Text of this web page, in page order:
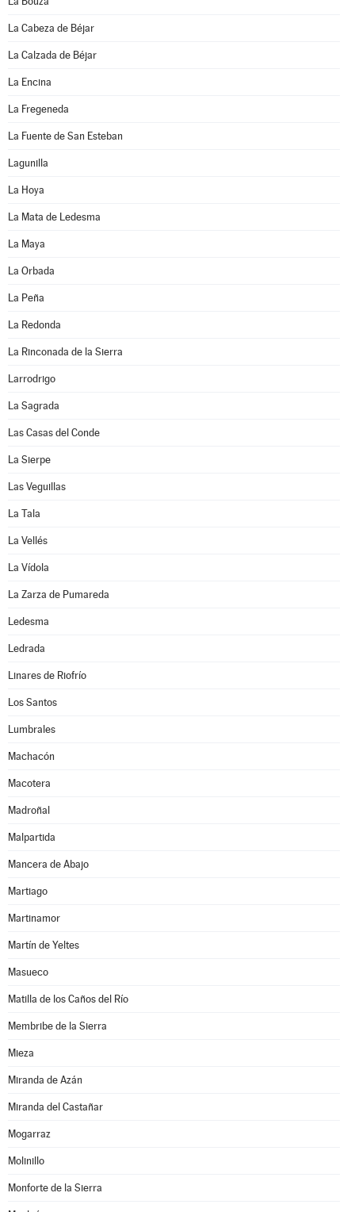
La Cabeza de Béjar
La Calzada de Béjar
La Encina
La Fregeneda
La Fuente de San Esteban
Lagunilla
La Hoya
La Mata de Ledesma
La Maya
La Orbada
La Peña
La Redonda
La Rinconada de la Sierra
Larrodrigo
La Sagrada
Las Casas del Conde
La Sierpe
Las Veguillas
La Tala
La Vellés
La Vídola
La Zarza de Pumareda
Ledesma
Ledrada
Linares de Riofrío
Los Santos
Lumbrales
Machacón
Macotera
Madroñal
Malpartida
Mancera de Abajo
Martiago
Martinamor
Martín de Yeltes
Masueco
Matilla de los Caños del Río
Membribe de la Sierra
Mieza
Miranda de Azán
Miranda del Castañar
Mogarraz
Molinillo
Monforte de la Sierra